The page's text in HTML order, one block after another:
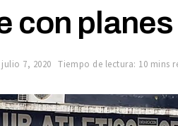
con
julio 7, 2020 Tiempo de lectura: 10 mins